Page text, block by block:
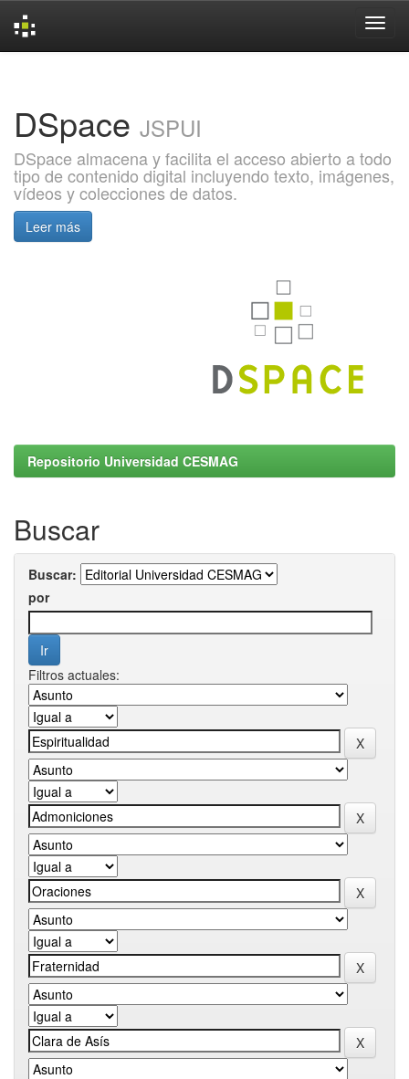
DSpace JSPUI
DSpace almacena y facilita el acceso abierto a todo
tipo de contenido digital incluyendo texto, imágenes,
vídeos y colecciones de datos.
Leer más
Repositorio Universidad CESMAG
Buscar
Buscar:
por
Filtros actuales: